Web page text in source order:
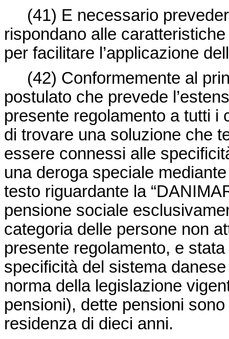
(41) E necessario
rispondano alle
per facilitare l’applicazione
(42) Conformemente al
postulato che prevede
presente regolamento a tutti i
di trovare una soluzione che
essere connessi alle
una deroga speciale
testo riguardante la
pensione sociale
categoria delle persone non
presente regolamento, e
specificità del sistema
norma della legislazione
pensioni), dette pensioni
residenza di dieci anni.